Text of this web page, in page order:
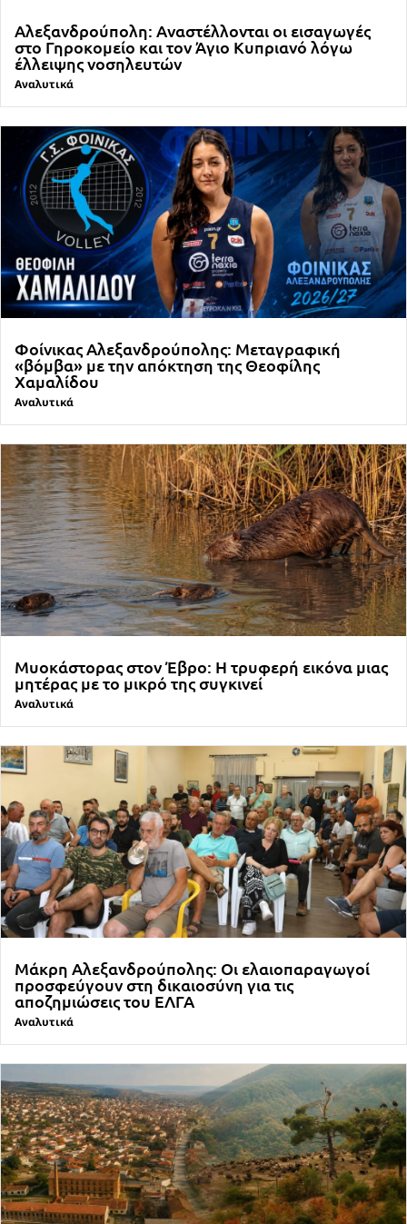
Αλεξανδρούπολη: Αναστέλλονται οι εισαγωγές
στο Γηροκομείο και τον Άγιο Κυπριανό λόγω
έλλειψης νοσηλευτών
Αναλυτικά
Φοίνικας Αλεξανδρούπολης: Μεταγραφική
«βόμβα» με την απόκτηση της Θεοφίλης
Χαμαλίδου
Αναλυτικά
Μυοκάστορας στον Έβρο: Η τρυφερή εικόνα μιας
μητέρας με το μικρό της συγκινεί
Αναλυτικά
Μάκρη Αλεξανδρούπολης: Οι ελαιοπαραγωγοί
προσφεύγουν στη δικαιοσύνη για τις
αποζημιώσεις του ΕΛΓΑ
Αναλυτικά